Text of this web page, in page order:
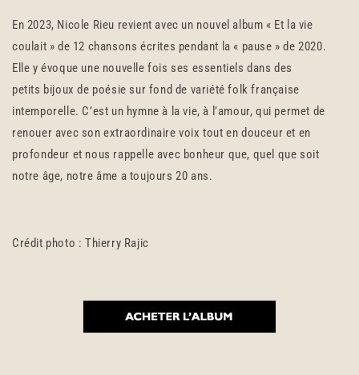
En 2023, Nicole Rieu revient avec un nouvel album « Et la vie
coulait » de 12 chansons écrites pendant la « pause » de 2020.
Elle y évoque une nouvelle fois ses essentiels dans des
petits bijoux de poésie sur fond de variété folk française
intemporelle. C’est un hymne à la vie, à l’amour, qui permet de
renouer avec son extraordinaire voix tout en douceur et en
profondeur et nous rappelle avec bonheur que, quel que soit
notre âge, notre âme a toujours 20 ans.
Crédit photo : Thierry Rajic